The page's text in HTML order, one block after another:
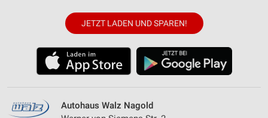
JETZT LADEN UND SPAREN!
Autohaus Walz Nagold